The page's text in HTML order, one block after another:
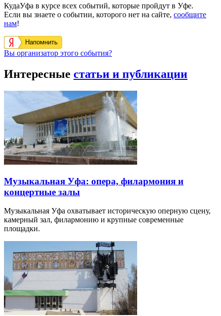
КудаУфа в курсе всех событий, которые пройдут в Уфе.
Если вы знаете о событии, которого нет на сайте, сообщите
нам!
Напомнить
Вы организатор этого события?
Интересные статьи и публикации
Музыкальная Уфа: опера, филармония и
концертные залы
Музыкальная Уфа охватывает историческую оперную сцену,
камерный зал, филармонию и крупные современные
площадки.